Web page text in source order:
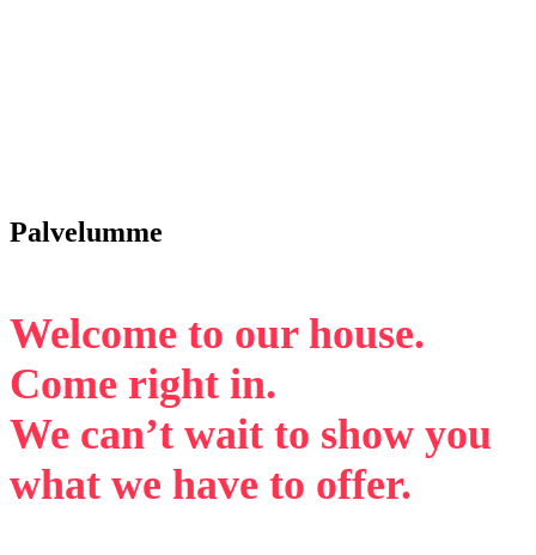
Palvelumme
Welcome to our house.
Come right in.
We can’t wait to show you
what we have to offer.